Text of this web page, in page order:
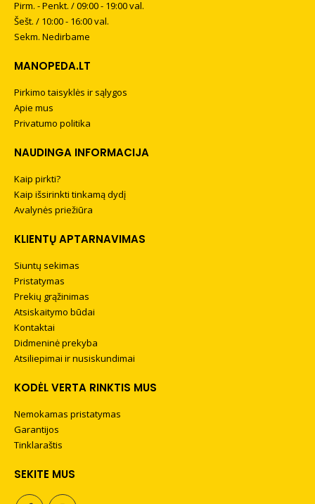
Pirm. - Penkt. / 09:00 - 19:00 val.
Šešt. / 10:00 - 16:00 val.
Sekm. Nedirbame
MANOPEDA.LT
Pirkimo taisyklės ir sąlygos
Apie mus
Privatumo politika
NAUDINGA INFORMACIJA
Kaip pirkti?
Kaip išsirinkti tinkamą dydį
Avalynės priežiūra
KLIENTŲ APTARNAVIMAS
Siuntų sekimas
Pristatymas
Prekių grąžinimas
Atsiskaitymo būdai
Kontaktai
Didmeninė prekyba
Atsiliepimai ir nusiskundimai
KODĖL VERTA RINKTIS MUS
Nemokamas pristatymas
Garantijos
Tinklaraštis
SEKITE MUS